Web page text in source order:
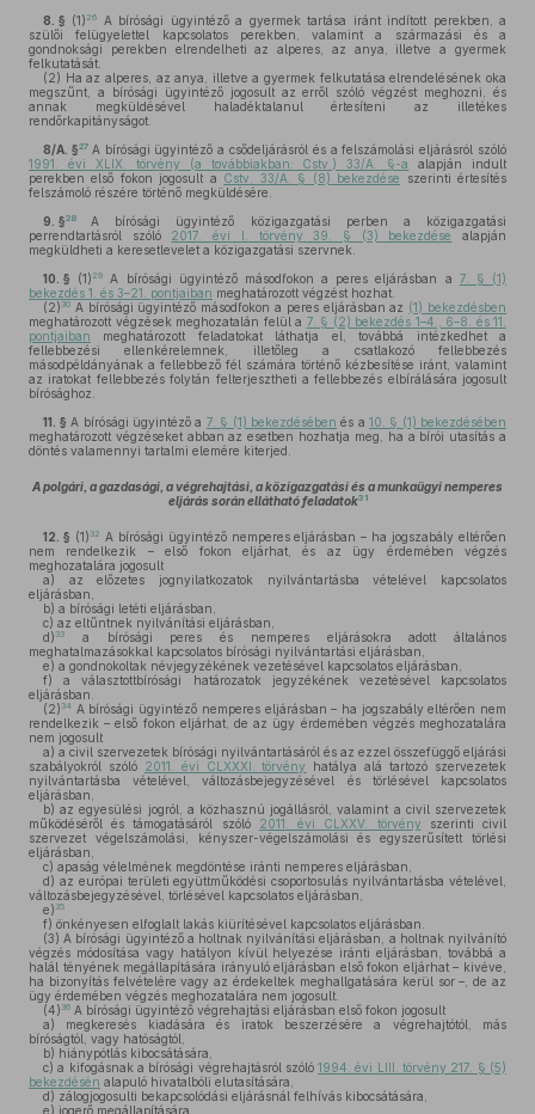
8. § (1) 26
A bírósági ügyintéző a gyermek tartása iránt indított perekben, a
szülői felügyelettel kapcsolatos perekben, valamint a származási és a
gondnoksági perekben elrendelheti az alperes, az anya, illetve a gyermek
felkutatását.
(2) Ha az alperes, az anya, illetve a gyermek felkutatása elrendelésének oka
megszűnt, a bírósági ügyintéző jogosult az erről szóló végzést meghozni, és
annak megküldésével haladéktalanul értesíteni az illetékes
rendőrkapitányságot.
8/A. §27 A bírósági ügyintéző a csődeljárásról és a felszámolási eljárásról szóló
1991. évi XLIX. törvény (a továbbiakban: Cstv.) 33/A. §-a
alapján indult
perekben első fokon jogosult a Cstv. 33/A. § (8) bekezdése szerinti értesítés
felszámoló részére történő megküldésére.
9. §28
A bírósági ügyintéző közigazgatási perben a közigazgatási
perrendtartásról szóló 2017. évi I. törvény 39. § (3) bekezdése
alapján
megküldheti a keresetlevelet a közigazgatási szervnek.
10. § (1) 29 A bírósági ügyintéző másodfokon a peres eljárásban a 7. § (1)
bekezdés 1. és 3–21. pontjaiban meghatározott végzést hozhat.
(2) 30 A bírósági ügyintéző másodfokon a peres eljárásban az (1) bekezdésben
meghatározott végzések meghozatalán felül a 7. § (2) bekezdés 1–4., 6–8. és 11.
pontjaiban meghatározott feladatokat láthatja el, továbbá intézkedhet a
fellebbezési ellenkérelemnek, illetőleg a csatlakozó fellebbezés
másodpéldányának a fellebbező fél számára történő kézbesítése iránt, valamint
az iratokat fellebbezés folytán felterjesztheti a fellebbezés elbírálására jogosult
bírósághoz.
11. § A bírósági ügyintéző a 7. § (1) bekezdésében és a 10. § (1) bekezdésében
meghatározott végzéseket abban az esetben hozhatja meg, ha a bírói utasítás a
döntés valamennyi tartalmi elemére kiterjed.
A polgári, a gazdasági, a végrehajtási, a közigazgatási és a munkaügyi nemperes
eljárás során ellátható feladatok31
12. § (1) 32 A bírósági ügyintéző nemperes eljárásban – ha jogszabály eltérően
nem rendelkezik – első fokon eljárhat, és az ügy érdemében végzés
meghozatalára jogosult
a) az előzetes jognyilatkozatok nyilvántartásba vételével kapcsolatos
eljárásban,
b) a bírósági letéti eljárásban,
c) az eltűntnek nyilvánítási eljárásban,
d) 33
a bírósági peres és nemperes eljárásokra adott általános
meghatalmazásokkal kapcsolatos bírósági nyilvántartási eljárásban,
e) a gondnokoltak névjegyzékének vezetésével kapcsolatos eljárásban,
f) a választottbírósági határozatok jegyzékének vezetésével kapcsolatos
eljárásban.
(2) 34 A bírósági ügyintéző nemperes eljárásban – ha jogszabály eltérően nem
rendelkezik – első fokon eljárhat, de az ügy érdemében végzés meghozatalára
nem jogosult
a) a civil szervezetek bírósági nyilvántartásáról és az ezzel összefüggő eljárási
szabályokról szóló 2011. évi CLXXXI. törvény
hatálya alá tartozó szervezetek
nyilvántartásba vételével, változásbejegyzésével és törlésével kapcsolatos
eljárásban,
b) az egyesülési jogról, a közhasznú jogállásról, valamint a civil szervezetek
működéséről és támogatásáról szóló 2011. évi CLXXV. törvény szerinti civil
szervezet végelszámolási, kényszer-végelszámolási és egyszerűsített törlési
eljárásban,
c) apaság vélelmének megdöntése iránti nemperes eljárásban,
d) az európai területi együttműködési csoportosulás nyilvántartásba vételével,
változásbejegyzésével, törlésével kapcsolatos eljárásban,
e) 35
f) önkényesen elfoglalt lakás kiürítésével kapcsolatos eljárásban.
(3) A bírósági ügyintéző a holtnak nyilvánítási eljárásban, a holtnak nyilvánító
végzés módosítása vagy hatályon kívül helyezése iránti eljárásban, továbbá a
halál tényének megállapítására irányuló eljárásban első fokon eljárhat – kivéve,
ha bizonyítás felvételére vagy az érdekeltek meghallgatására kerül sor –, de az
ügy érdemében végzés meghozatalára nem jogosult.
(4) 36 A bírósági ügyintéző végrehajtási eljárásban első fokon jogosult
a) megkeresés kiadására és iratok beszerzésére a végrehajtótól, más
bíróságtól, vagy hatóságtól,
b) hiánypótlás kibocsátására,
c) a kifogásnak a bírósági végrehajtásról szóló1994. évi LIII. törvény 217. § (5)
bekezdésén alapuló hivatalbóli elutasítására,
d) zálogjogosulti bekapcsolódási eljárásnál felhívás kibocsátására,
e) jogerő megállapítására,